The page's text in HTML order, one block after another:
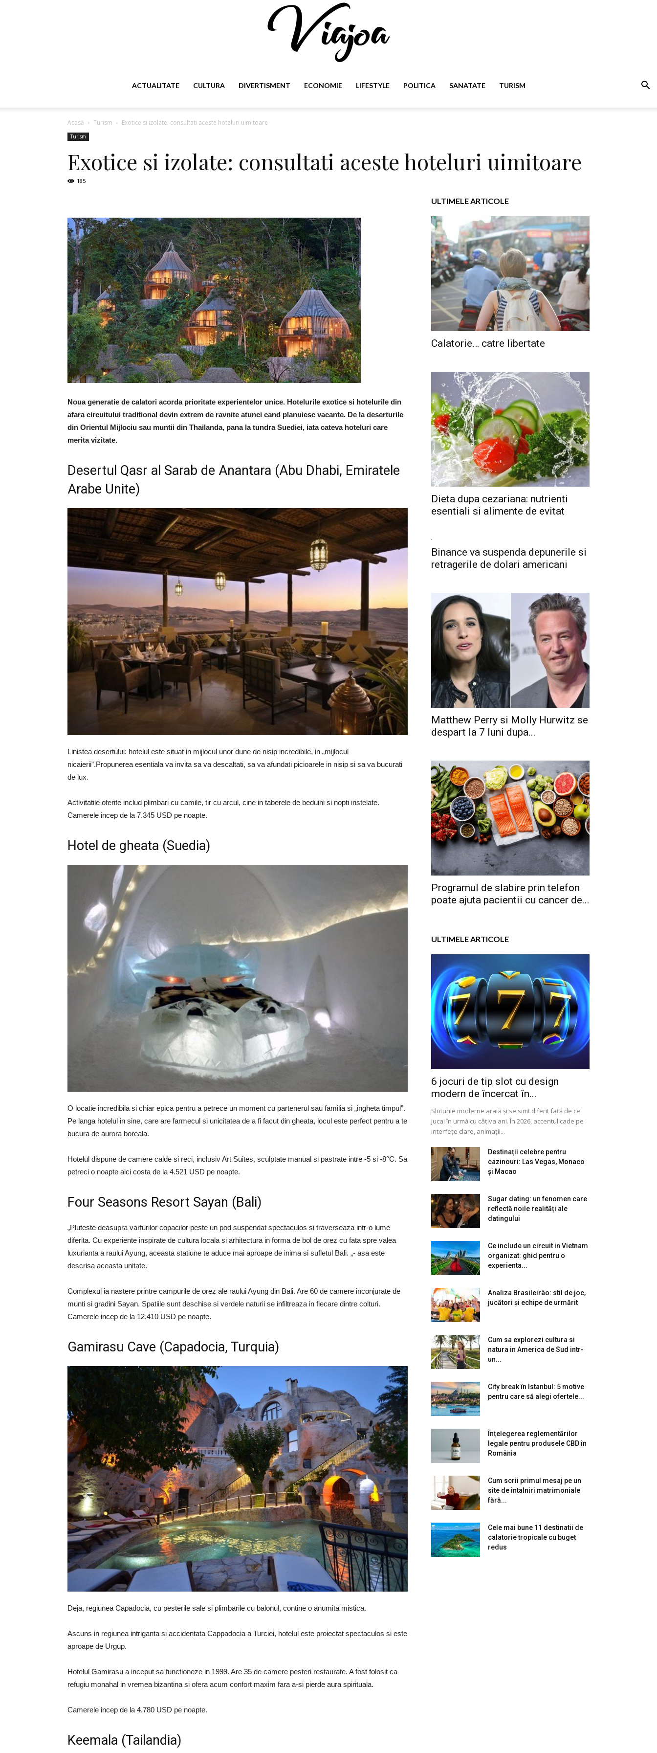
ACTUALITATE CULTURA DIVERTISMENT ECONOMIE LIFESTYLE POLITICA SANATATE TURISM
Acasă Turism Exotice si izolate: consultati aceste hoteluri uimitoare
Turism
Exotice si izolate: consultati aceste hoteluri uimitoare
185
Noua generatie de calatori acorda prioritate experientelor unice. Hotelurile exotice si hotelurile din
afara circuitului traditional devin extrem de ravnite atunci cand planuiesc vacante. De la deserturile
din Orientul Mijlociu sau muntii din Thailanda, pana la tundra Suediei, iata cateva hoteluri care
merita vizitate.
Desertul Qasr al Sarab de Anantara (Abu Dhabi, Emiratele
Arabe Unite)
Linistea desertului: hotelul este situat in mijlocul unor dune de nisip incredibile, in „mijlocul
nicaierii”.Propunerea esentiala va invita sa va descaltati, sa va afundati picioarele in nisip si sa va bucurati
de lux.
Activitatile oferite includ plimbari cu camile, tir cu arcul, cine in taberele de beduini si nopti instelate.
Camerele incep de la 7.345 USD pe noapte.
Hotel de gheata (Suedia)
O locatie incredibila si chiar epica pentru a petrece un moment cu partenerul sau familia si „ingheta timpul”.
Pe langa hotelul in sine, care are farmecul si unicitatea de a fi facut din gheata, locul este perfect pentru a te
bucura de aurora boreala.
Hotelul dispune de camere calde si reci, inclusiv Art Suites, sculptate manual si pastrate intre -5 si -8°C. Sa
petreci o noapte aici costa de la 4.521 USD pe noapte.
Four Seasons Resort Sayan (Bali)
„Pluteste deasupra varfurilor copacilor peste un pod suspendat spectaculos si traverseaza intr-o lume
diferita. Cu experiente inspirate de cultura locala si arhitectura in forma de bol de orez cu fata spre valea
luxurianta a raului Ayung, aceasta statiune te aduce mai aproape de inima si sufletul Bali. „- asa este
descrisa aceasta unitate.
Complexul ia nastere printre campurile de orez ale raului Ayung din Bali. Are 60 de camere inconjurate de
munti si gradini Sayan. Spatiile sunt deschise si verdele naturii se infiltreaza in fiecare dintre colturi.
Camerele incep de la 12.410 USD pe noapte.
Gamirasu Cave (Capadocia, Turquia)
Deja, regiunea Capadocia, cu pesterile sale si plimbarile cu balonul, contine o anumita mistica.
Ascuns in regiunea intriganta si accidentata Cappadocia a Turciei, hotelul este proiectat spectaculos si este
aproape de Urgup.
Hotelul Gamirasu a inceput sa functioneze in 1999. Are 35 de camere pesteri restaurate. A fost folosit ca
refugiu monahal in vremea bizantina si ofera acum confort maxim fara a-si pierde aura spirituala.
Camerele incep de la 4.780 USD pe noapte.
Keemala (Tailandia)
ULTIMELE ARTICOLE
Calatorie… catre libertate
Dieta dupa cezariana: nutrienti
esentiali si alimente de evitat
Binance va suspenda depunerile si
retragerile de dolari americani
Matthew Perry si Molly Hurwitz se
despart la 7 luni dupa...
Programul de slabire prin telefon
poate ajuta pacientii cu cancer de...
ULTIMELE ARTICOLE
6 jocuri de tip slot cu design
modern de încercat în...
Sloturile moderne arată și se simt diferit față de ce
jucai în urmă cu câțiva ani. În 2026, accentul cade pe
interfețe clare, animații...
Destinații celebre pentru
cazinouri: Las Vegas, Monaco
și Macao
Sugar dating: un fenomen care
reflectă noile realități ale
datingului
Ce include un circuit in Vietnam
organizat: ghid pentru o
experienta...
Analiza Brasileirão: stil de joc,
jucători și echipe de urmărit
Cum sa explorezi cultura si
natura in America de Sud intr-
un...
City break în Istanbul: 5 motive
pentru care să alegi ofertele...
Înțelegerea reglementărilor
legale pentru produsele CBD în
România
Cum scrii primul mesaj pe un
site de intalniri matrimoniale
fără...
Cele mai bune 11 destinatii de
calatorie tropicale cu buget
redus